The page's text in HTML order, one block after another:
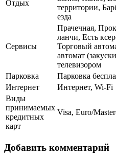
Отдых
территории,
езда
Сервисы
Прачечная,
ланчи, Есть
Торговый
автомат
телевизором
Парковка
Парковка
Интернет
Интернет, Wi-Fi
Виды
принимаемых
кредитных
карт
Visa, Euro/
Добавить комментарий